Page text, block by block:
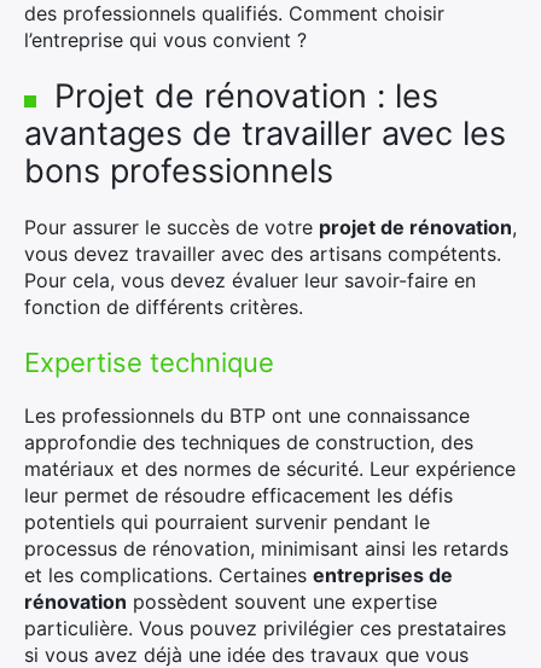
des professionnels qualifiés. Comment choisir
l’entreprise qui vous convient ?
Projet de rénovation : les
avantages de travailler avec les
bons professionnels
Pour assurer le succès de votre projet de rénovation,
vous devez travailler avec des artisans compétents.
Pour cela, vous devez évaluer leur savoir-faire en
fonction de différents critères.
Expertise technique
Les professionnels du BTP ont une connaissance
approfondie des techniques de construction, des
matériaux et des normes de sécurité. Leur expérience
leur permet de résoudre efficacement les défis
potentiels qui pourraient survenir pendant le
processus de rénovation, minimisant ainsi les retards
et les complications. Certaines entreprises de
rénovation possèdent souvent une expertise
particulière. Vous pouvez privilégier ces prestataires
si vous avez déjà une idée des travaux que vous